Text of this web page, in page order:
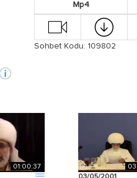
Mp4
Sohbet Kodu: 109802
01:00:37